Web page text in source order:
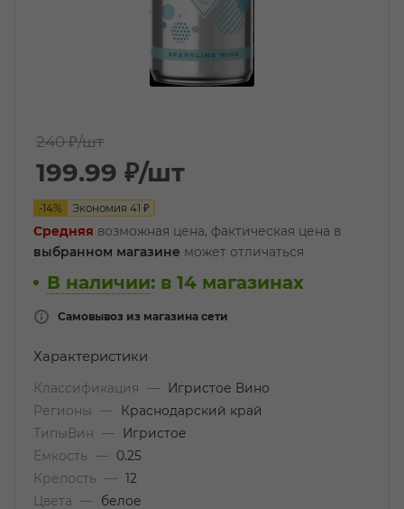
240 ₽/шт
199.99 ₽/шт
-14% Экономия 41 ₽
Средняя возможная цена, фактическая цена в
выбранном магазине может отличаться
В наличии: в 14 магазинах
Самовывоз из магазина сети
Характеристики
Классификация —
Игристое Вино
Регионы
—
Краснодарский край
ТипыВин
—
Игристое
Емкость
—
0.25
Крепость
— 12
Цвета
— белое